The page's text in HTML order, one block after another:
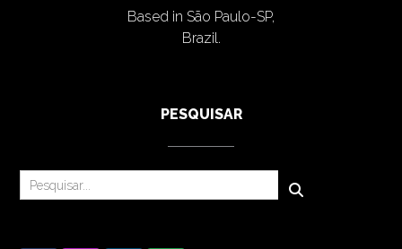
Based in São Paulo-SP,
Brazil.
PESQUISAR